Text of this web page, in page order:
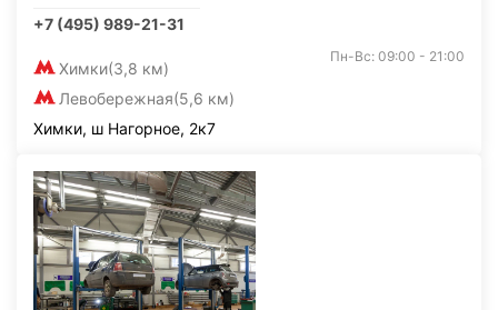
+7 (495) 989-21-31
Химки(3,8 км)
Левобережная(5,6 км)
Пн-Вс: 09:00 - 21:00
Химки, ш Нагорное, 2к7